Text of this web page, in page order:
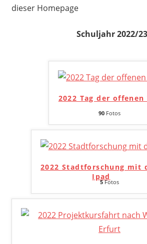
dieser Homepage
Schuljahr 2022/23
2022 Tag der offenen
90 Fotos
2022 Stadtforschung mit
Ipad
5Fotos